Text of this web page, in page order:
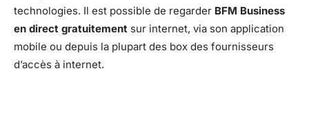
technologies. Il est possible de regarder BFM Business
en direct gratuitement sur internet, via son application
mobile ou depuis la plupart des box des fournisseurs
d’accès à internet.